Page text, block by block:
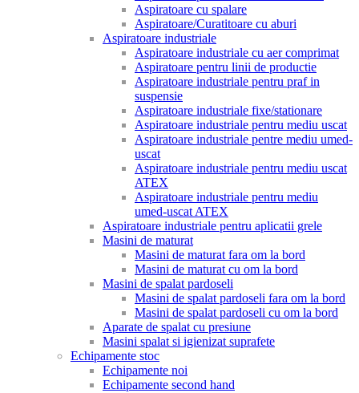
Aspiratoare cu spalare
Aspiratoare/Curatitoare cu aburi
Aspiratoare industriale
Aspiratoare industriale cu aer comprimat
Aspiratoare pentru linii de productie
Aspiratoare industriale pentru praf in
suspensie
Aspiratoare industriale fixe/stationare
Aspiratoare industriale pentru mediu uscat
Aspiratoare industriale pentre mediu umed-
uscat
Aspiratoare industriale pentru mediu uscat
ATEX
Aspiratoare industriale pentru mediu
umed-uscat ATEX
Aspiratoare industriale pentru aplicatii grele
Masini de maturat
Masini de maturat fara om la bord
Masini de maturat cu om la bord
Masini de spalat pardoseli
Masini de spalat pardoseli fara om la bord
Masini de spalat pardoseli cu om la bord
Aparate de spalat cu presiune
Masini spalat si igienizat suprafete
Echipamente stoc
Echipamente noi
Echipamente second hand